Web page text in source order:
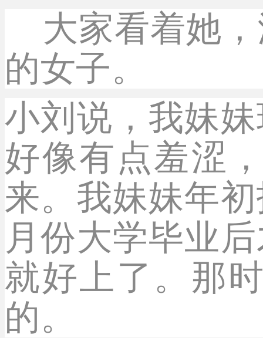
大家看着她，
的女子。
小刘说，我妹
好像有点羞涩
来。我妹妹年
月份大学毕业
就好上了。那
的。